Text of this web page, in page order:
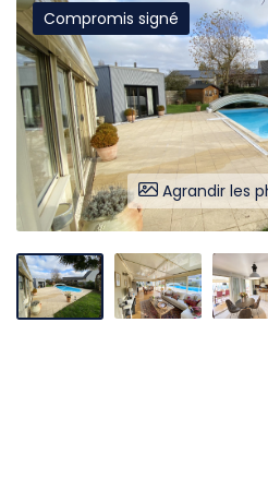
Liens utiles Partenaires
Agrandir les
Compromis signé